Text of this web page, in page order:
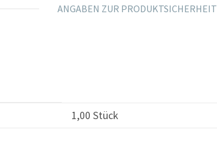
ANGABEN ZUR PRODUKTSICHERHEIT
1,00 Stück